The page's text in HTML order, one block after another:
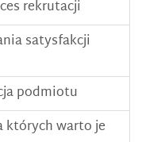
rekrutacji
satysfakcji
podmiotu
których warto je